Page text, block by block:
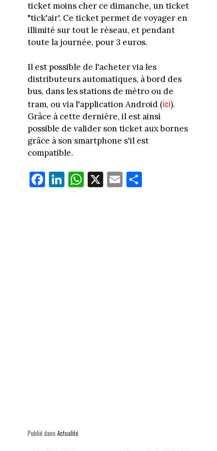
ticket moins cher ce dimanche, un ticket
"tick'air'. Ce ticket permet de voyager en
illimité sur tout le réseau, et pendant
toute la journée, pour 3 euros.
Il est possible de l'acheter via les
distributeurs automatiques, à bord des
bus, dans les stations de métro ou de
tram, ou via l'application Android (ici).
Grâce à cette dernière, il est ainsi
possible de valider son ticket aux bornes
grâce à son smartphone s'il est
compatible.
Fa
ce
Li
nk
W
ha
X E
m
Pa
Publié dans Actualité